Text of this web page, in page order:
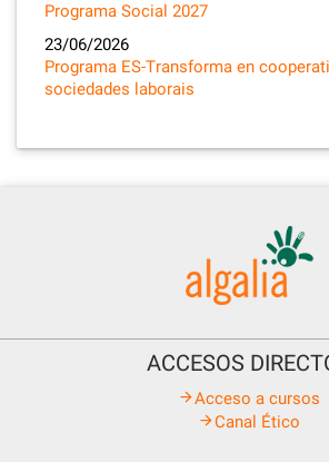
Programa Social 2027
23/06/2026
Programa ES-Transforma en
sociedades laborais
ACCESOS
Acceso a cursos
Canal Ético